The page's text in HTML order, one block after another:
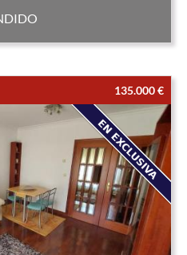
135.000 €